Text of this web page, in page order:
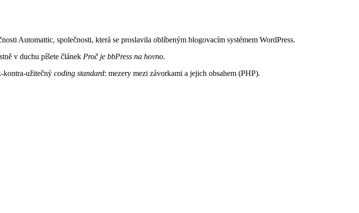
Automattic, společnosti, která se proslavila oblíbeným blogovacím systémem WordPress.
v duchu píšete článek Proč je bbPress na hovno.
kontra-užitečný coding standard: mezery mezi závorkami a jejich obsahem (PHP).